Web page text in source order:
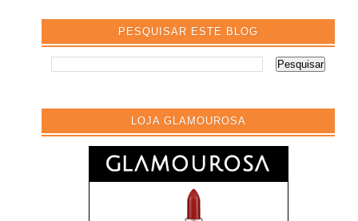
PESQUISAR ESTE BLOG
LOJA GLAMOUROSA